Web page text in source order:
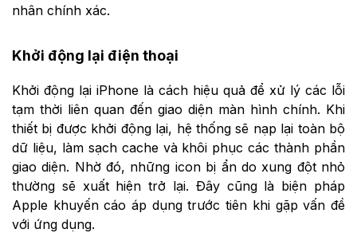
nhân chính xác.
Khởi động lại điện thoại
Khởi động lại iPhone là cách hiệu quả để xử lý các lỗi
tạm thời liên quan đến giao diện màn hình chính. Khi
thiết bị được khởi động lại, hệ thống sẽ nạp lại toàn bộ
dữ liệu, làm sạch cache và khôi phục các thành phần
giao diện. Nhờ đó, những icon bị ẩn do xung đột nhỏ
thường sẽ xuất hiện trở lại. Đây cũng là biện pháp
Apple khuyến cáo áp dụng trước tiên khi gặp vấn đề
với ứng dụng.